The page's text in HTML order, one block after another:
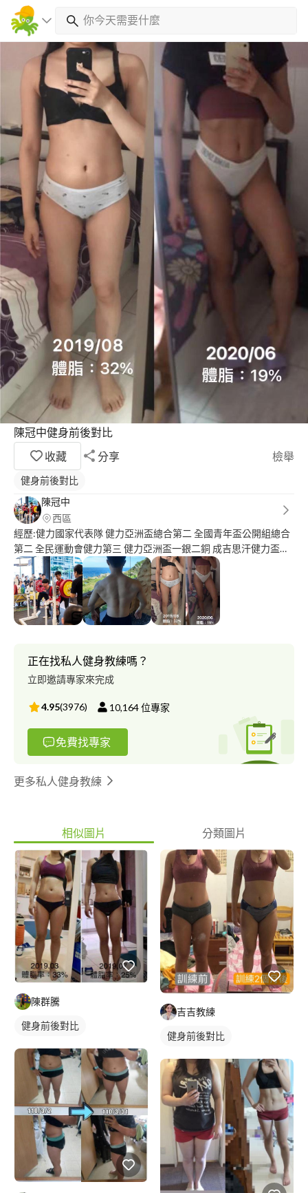
陳冠中健身前後對比
收藏
分享 檢舉
健身前後對比
陳冠中
西區
經歷:健力國家代表隊 健力亞洲盃總合第二 全國青年盃公開組總合
第二 全民運動會健力第三 健力亞洲盃一銀二銅 成吉思汗健力盃第
三 證照: NASM美國國家運動醫學會 高齡訓練專家 nsca美國肌力體
能學會 壺鈴指導員 ISCA健身教練證， IFBB國際健美聯盟運動營養
運動按摩技術員證 專長: 健力訓練，肌力體能訓練，增肌減脂，體
態改造，提升健康
正在找私人健身教練嗎？
立即邀請專家來完成
4.95(3976) 10,164位專家
免費找專家
更多私人健身教練
相似圖片 分類圖片
陳群騰
健身前後對比
吉吉教練
健身前後對比